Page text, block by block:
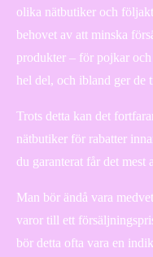
olika nätbutiker och
behovet av att minska
produkter – för pojkar
hel del, och ibland ger de
Trots detta kan det
nätbutiker för rabatter
du garanterat får det mest
Man bör ändå vara
varor till ett
bör detta ofta vara en